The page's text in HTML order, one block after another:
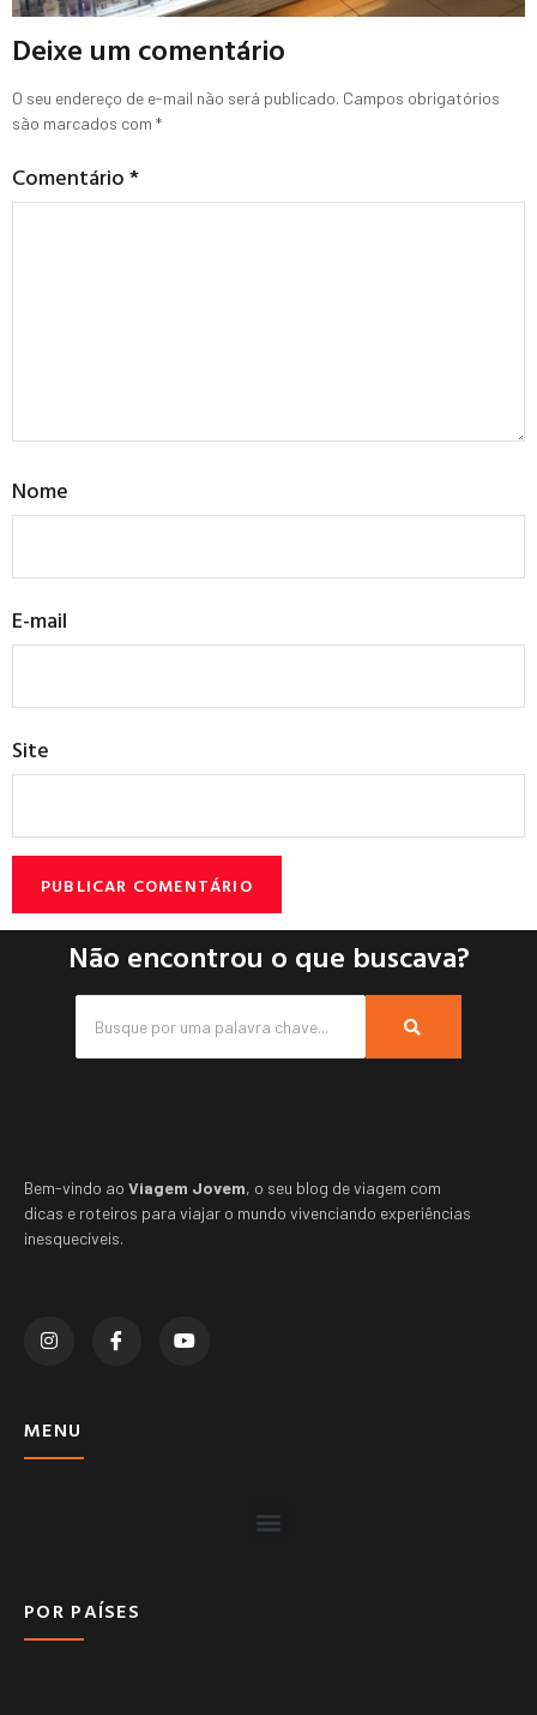
Deixe um comentário
O seu endereço de e-mail não será publicado. Campos obrigatórios
são marcados com *
Comentário*
Nome
E-mail
Site
Não encontrou o que buscava?
Bem-vindo ao Viagem Jovem, o seu blog de viagem com
dicas e roteiros para viajar o mundo vivenciando experiências
inesquecíveis.
MENU
POR PAÍSES